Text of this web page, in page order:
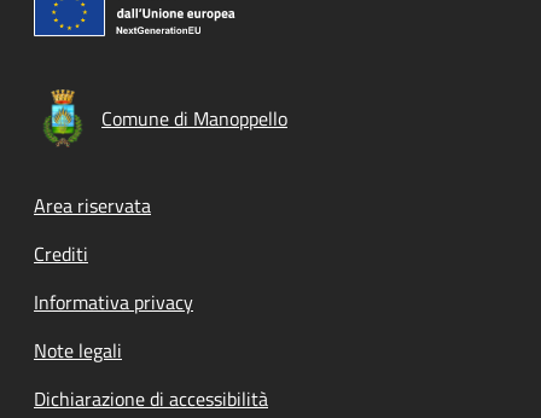
Comune di Manoppello
Footer menu
Area riservata
Crediti
Informativa privacy
Note legali
Dichiarazione di accessibilità